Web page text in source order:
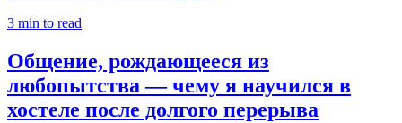
3 min to read
Общение, рождающееся из
любопытства — чему я научился в
хостеле после долгого перерыва